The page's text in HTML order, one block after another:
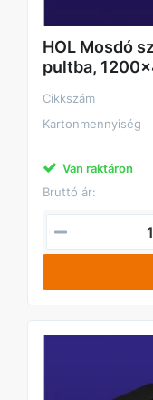
HOL Mosdó
pultba,
Cikkszám
Kartonmennyiség
Van raktáron
Bruttó ár: